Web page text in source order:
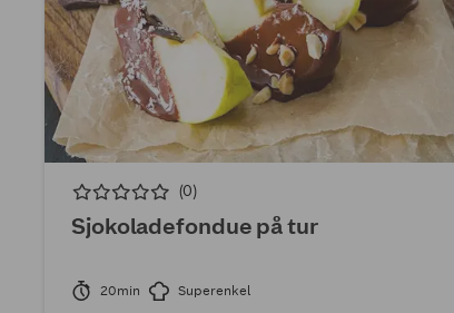
(0)
Sjokoladefondue på tur
20min Superenkel